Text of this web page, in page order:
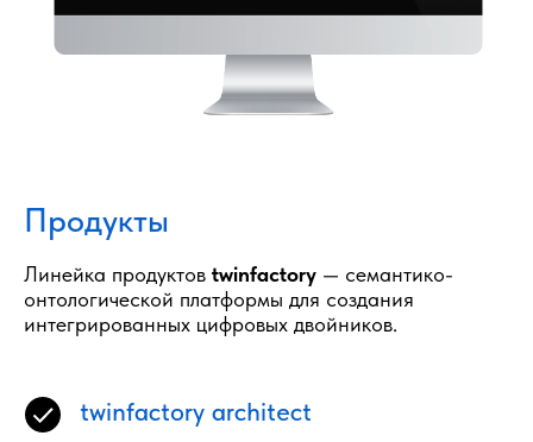
Продукты
Линейка продуктов twinfactory — семантико-
онтологической платформы для создания
интегрированных цифровых двойников.
twinfactory architect